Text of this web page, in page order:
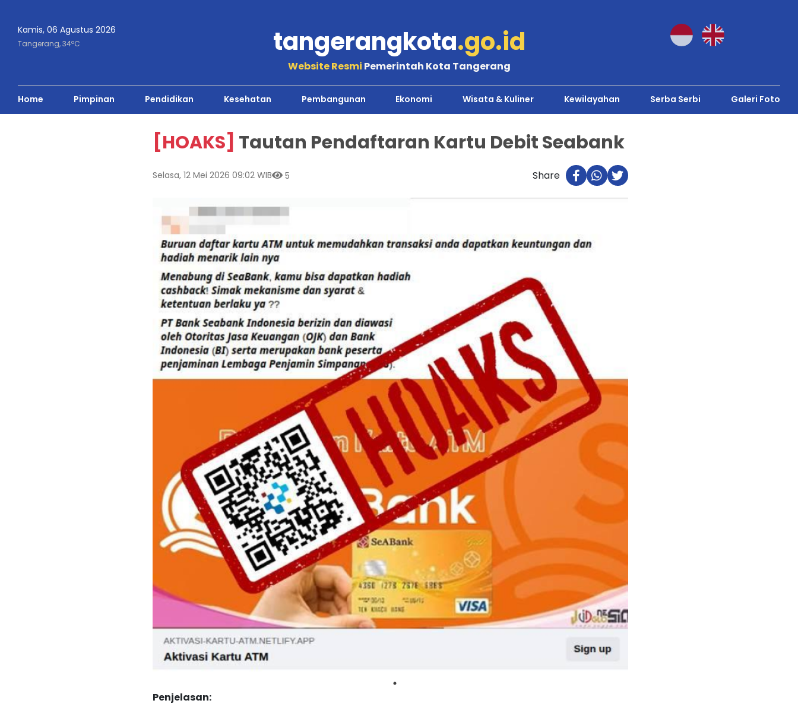
Kamis, 06 Agustus 2026
Tangerang,34oC tangerangkota.go.id
Website Resmi Pemerintah Kota Tangerang
Home Pimpinan Pendidikan Kesehatan Pembangunan Ekonomi Wisata & Kuliner Kewilayahan Serba Serbi Galeri Foto
[HOAKS] Tautan Pendaftaran Kartu Debit Seabank
Selasa, 12 Mei 2026 09:02 WIB 5 Share
Penjelasan: